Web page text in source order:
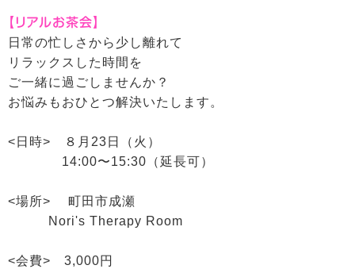
【リアルお茶会】
日常の忙しさから少し離れて
リラックスした時間を
ご一緒に過ごしませんか？
お悩みもおひとつ解決いたします。
<日時> ８月23日（火）
14:00〜15:30（延長可）
<場所> 町田市成瀬
Nori's Therapy Room
<会費> 3,000円